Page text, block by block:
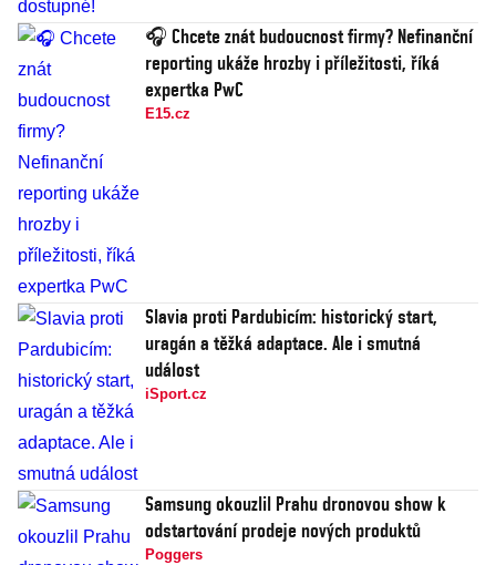
🎧 Chcete znát budoucnost firmy? Nefinanční
reporting ukáže hrozby i příležitosti, říká
expertka PwC
E15.cz
Slavia proti Pardubicím: historický start,
uragán a těžká adaptace. Ale i smutná
událost
iSport.cz
Samsung okouzlil Prahu dronovou show k
odstartování prodeje nových produktů
Poggers